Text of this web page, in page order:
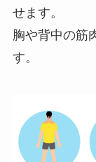
せます。
胸や背中の筋
す。